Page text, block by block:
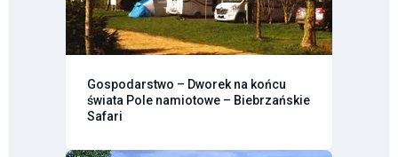
Gospodarstwo – Dworek na końcu
świata Pole namiotowe – Biebrzańskie
Safari